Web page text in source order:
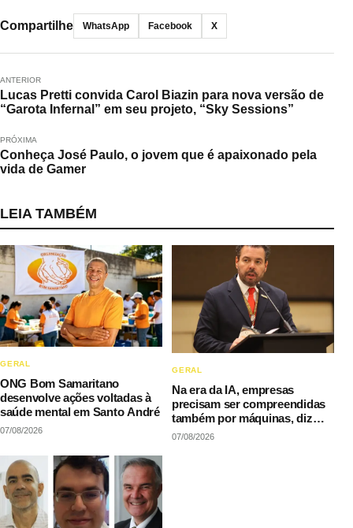
Compartilhe WhatsApp Facebook X
ANTERIOR
Lucas Pretti convida Carol Biazin para nova versão de
“Garota Infernal” em seu projeto, “Sky Sessions”
PRÓXIMA
Conheça José Paulo, o jovem que é apaixonado pela
vida de Gamer
LEIA TAMBÉM
GERAL
ONG Bom Samaritano
desenvolve ações voltadas à
saúde mental em Santo André
07/08/2026
GERAL
Na era da IA, empresas
precisam ser compreendidas
também por máquinas, diz
LAQI
07/08/2026